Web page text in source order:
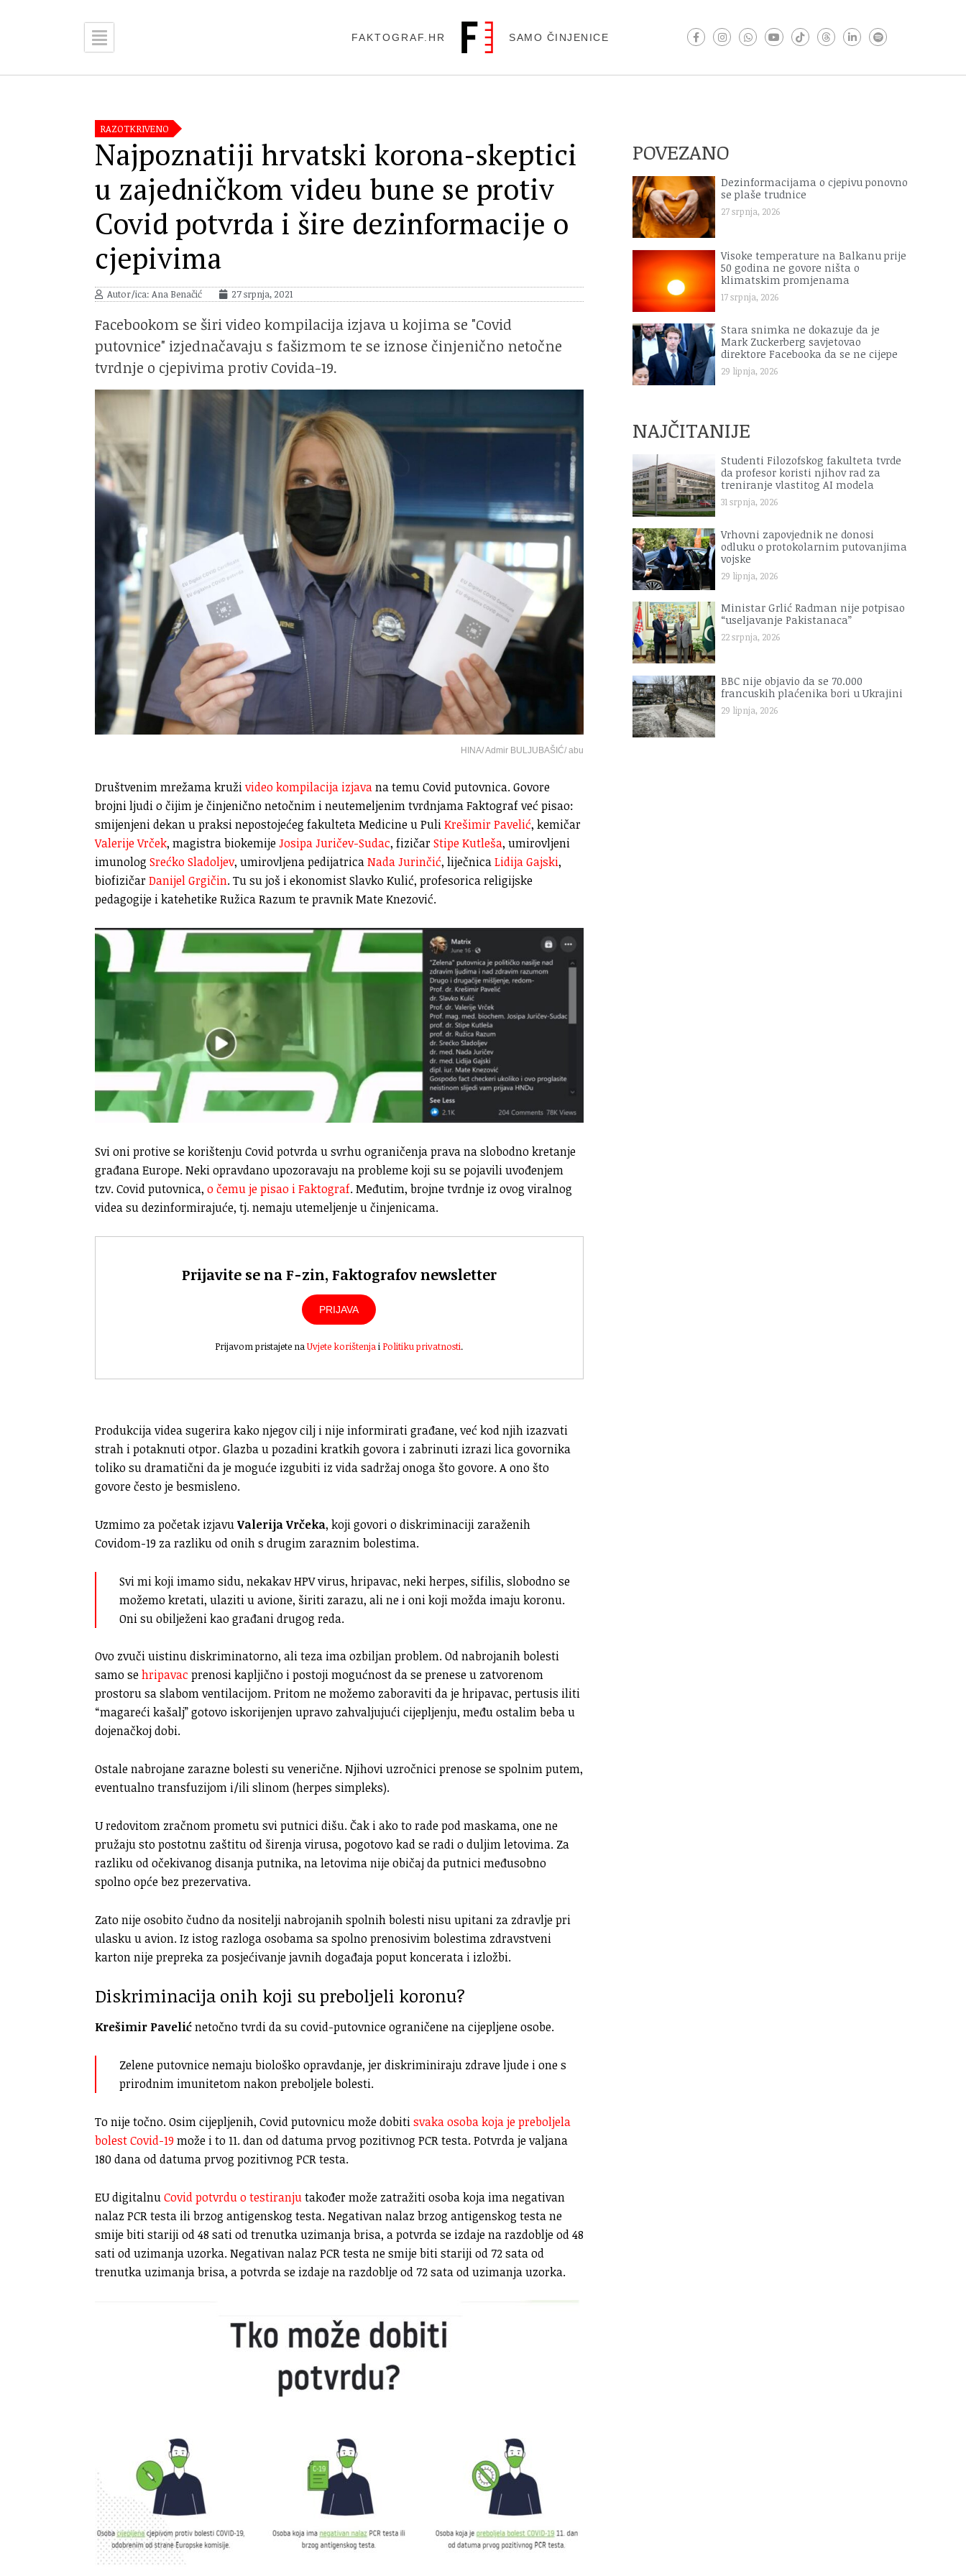
FAKTOGRAF.HR SAMO ČINJENICE
RAZOTKRIVENO
Najpoznatiji hrvatski korona-skeptici
u zajedničkom videu bune se protiv
Covid potvrda i šire dezinformacije o
cjepivima
Autor/ica: Ana Benačić 27 srpnja, 2021
Facebookom se širi video kompilacija izjava u kojima se "Covid
putovnice" izjednačavaju s fašizmom te se iznose činjenično netočne
tvrdnje o cjepivima protiv Covida-19.
HINA/ Admir BULJUBAŠIĆ/ abu
Društvenim mrežama kruživideo kompilacija izjavana temu Covid putovnica. Govore
brojni ljudi o čijim je činjenično netočnim i neutemeljenim tvrdnjama Faktograf već pisao:
smijenjeni dekan u praksi nepostojećeg fakulteta Medicine u PuliKrešimir Pavelić, kemičar
Valerije Vrček, magistra biokemijeJosipa Juričev-Sudac, fizičarStipe Kutleša, umirovljeni
imunolog Srećko Sladoljev, umirovljena pedijatricaNada Jurinčić, liječnicaLidija Gajski,
biofizičarDanijel Grgičin. Tu su još i ekonomist Slavko Kulić, profesorica religijske
pedagogije i katehetike Ružica Razum te pravnik Mate Knezović.
Svi oni protive se korištenju Covid potvrda u svrhu ograničenja prava na slobodno kretanje
građana Europe. Neki opravdano upozoravaju na probleme koji su se pojavili uvođenjem
tzv. Covid putovnica, o čemu je pisao i Faktograf. Međutim, brojne tvrdnje iz ovog viralnog
videa su dezinformirajuće, tj. nemaju utemeljenje u činjenicama.
Prijavite se na F-zin, Faktografov newsletter
PRIJAVA
Prijavom pristajete naUvjete korištenjai Politiku privatnosti.
Produkcija videa sugerira kako njegov cilj i nije informirati građane, već kod njih izazvati
strah i potaknuti otpor. Glazba u pozadini kratkih govora i zabrinuti izrazi lica govornika
toliko su dramatični da je moguće izgubiti iz vida sadržaj onoga što govore. A ono što
govore često je besmisleno.
Uzmimo za početak izjavuValerija Vrčeka, koji govori o diskriminaciji zaraženih
Covidom-19 za razliku od onih s drugim zaraznim bolestima.
Svi mi koji imamo sidu, nekakav HPV virus, hripavac, neki herpes, sifilis, slobodno se
možemo kretati, ulaziti u avione, širiti zarazu, ali ne i oni koji možda imaju koronu.
Oni su obilježeni kao građani drugog reda.
Ovo zvuči uistinu diskriminatorno, ali teza ima ozbiljan problem. Od nabrojanih bolesti
samo sehripavac prenosi kapljično i postoji mogućnost da se prenese u zatvorenom
prostoru sa slabom ventilacijom. Pritom ne možemo zaboraviti da je hripavac, pertusis iliti
“magareći kašalj” gotovo iskorijenjen upravo zahvaljujući cijepljenju, među ostalim beba u
dojenačkoj dobi.
Ostale nabrojane zarazne bolesti su venerične. Njihovi uzročnici prenose se spolnim putem,
eventualno transfuzijom i/ili slinom (herpes simpleks).
U redovitom zračnom prometu svi putnici dišu. Čak i ako to rade pod maskama, one ne
pružaju sto postotnu zaštitu od širenja virusa, pogotovo kad se radi o duljim letovima. Za
razliku od očekivanog disanja putnika, na letovima nije običaj da putnici međusobno
spolno opće bez prezervativa.
Zato nije osobito čudno da nositelji nabrojanih spolnih bolesti nisu upitani za zdravlje pri
ulasku u avion. Iz istog razloga osobama sa spolno prenosivim bolestima zdravstveni
karton nije prepreka za posjećivanje javnih događaja poput koncerata i izložbi.
Diskriminacija onih koji su preboljeli koronu?
Krešimir Pavelićnetočno tvrdi da su covid-putovnice ograničene na cijepljene osobe.
Zelene putovnice nemaju biološko opravdanje, jer diskriminiraju zdrave ljude i one s
prirodnim imunitetom nakon preboljele bolesti.
To nije točno. Osim cijepljenih, Covid putovnicu može dobitisvaka osoba koja je preboljela
bolest Covid-19može i to 11. dan od datuma prvog pozitivnog PCR testa. Potvrda je valjana
180 dana od datuma prvog pozitivnog PCR testa.
EU digitalnuCovid potvrdu o testiranjutakođer može zatražiti osoba koja ima negativan
nalaz PCR testa ili brzog antigenskog testa. Negativan nalaz brzog antigenskog testa ne
smije biti stariji od 48 sati od trenutka uzimanja brisa, a potvrda se izdaje na razdoblje od 48
sati od uzimanja uzorka. Negativan nalaz PCR testa ne smije biti stariji od 72 sata od
trenutka uzimanja brisa, a potvrda se izdaje na razdoblje od 72 sata od uzimanja uzorka.
POVEZANO
Dezinformacijama o cjepivu ponovno
se plaše trudnice
27 srpnja, 2026
Visoke temperature na Balkanu prije
50 godina ne govore ništa o
klimatskim promjenama
17 srpnja, 2026
Stara snimka ne dokazuje da je
Mark Zuckerberg savjetovao
direktore Facebooka da se ne cijepe
29 lipnja, 2026
NAJČITANIJE
Studenti Filozofskog fakulteta tvrde
da profesor koristi njihov rad za
treniranje vlastitog AI modela
31 srpnja, 2026
Vrhovni zapovjednik ne donosi
odluku o protokolarnim putovanjima
vojske
29 lipnja, 2026
Ministar Grlić Radman nije potpisao
“useljavanje Pakistanaca”
22 srpnja, 2026
BBC nije objavio da se 70.000
francuskih plaćenika bori u Ukrajini
29 lipnja, 2026